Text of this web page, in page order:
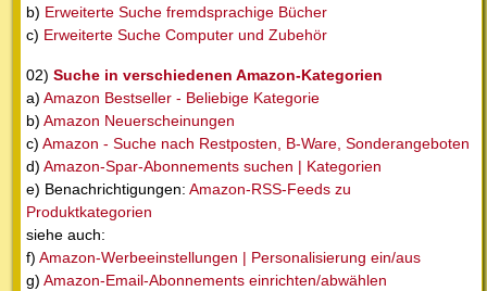
b) Erweiterte Suche fremdsprachige Bücher
c) Erweiterte Suche Computer und Zubehör
02) Suche in verschiedenen Amazon-Kategorien
a) Amazon Bestseller - Beliebige Kategorie
b) Amazon Neuerscheinungen
c) Amazon - Suche nach Restposten, B-Ware, Sonderangeboten
d) Amazon-Spar-Abonnements suchen | Kategorien
e) Benachrichtigungen: Amazon-RSS-Feeds zu
Produktkategorien
siehe auch:
f) Amazon-Werbeeinstellungen | Personalisierung ein/aus
g) Amazon-Email-Abonnements einrichten/abwählen